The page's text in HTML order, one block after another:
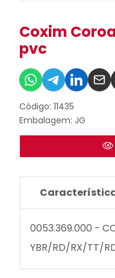
Coxim
pvc
Código: 11435
Embalagem: JG
0053.369.000 -
YBR/RD/RX/TT/